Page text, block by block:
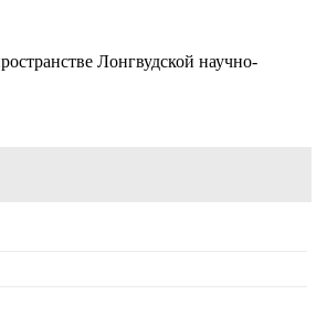
Лонгвудской научно-